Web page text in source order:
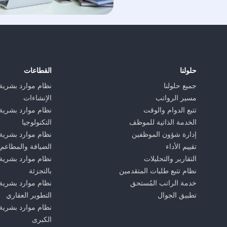
حلولنا
جميع حلولنا
مسير الرواتب
تتبع الدوام والوقت
الخدمة الذاتية للموظف
إدارة شؤون الموظفين
تقييم الأداء
التقارير والتحليلات
نظام تتبع طلبات المتقدمين
خدمة الراتب المُستحق
تطبيق الجوال
القطاعات
نظام موارد
الإنشاءات
نظام موارد
التكنولوجيا
نظام موارد
الضيافة والمطاعم
نظام موارد
بالتجزئة
نظام موارد
التطوير العقاري
نظام موارد
الكبرى